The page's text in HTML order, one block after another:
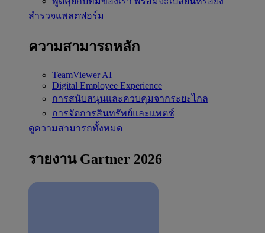
สำรวจแพลตฟอร์ม
ความสามารถหลัก
TeamViewer AI
Digital Employee Experience
การสนับสนุนและควบคุมจากระยะไกล
การจัดการสินทรัพย์และแพตช์
ดูความสามารถทั้งหมด
รายงาน Gartner 2026